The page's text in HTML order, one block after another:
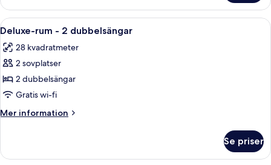
rum
2
viss
Öppna
alla
foton
för
Deluxe-
rum
-
2
Ett hotellrum med två sängar, ett
1
Deluxe-rum - 2 dubbelsängar
28 kvadratmeter
2 sovplatser
2 dubbelsängar
Gratis wi-fi
Mer information
Mer
rum
Se priser